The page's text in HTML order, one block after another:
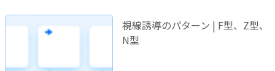
視線誘導のパターン | F型、Z型、
N型